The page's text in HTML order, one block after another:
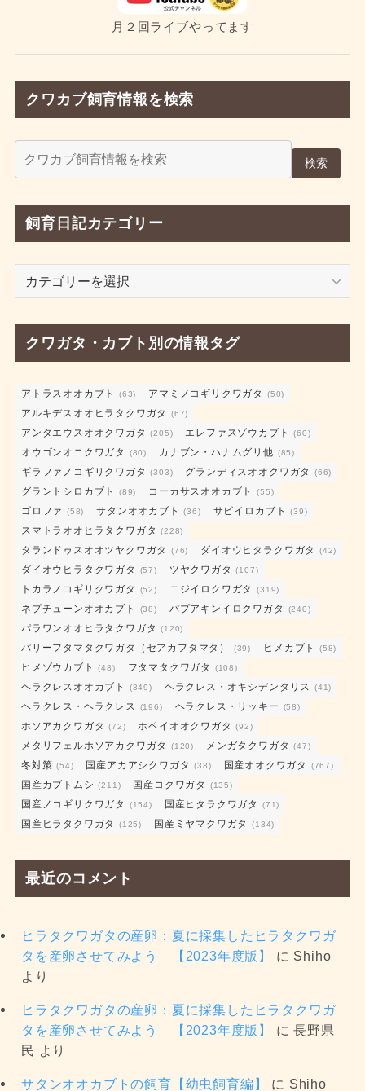
月２回ライブやってます
クワカブ飼育情報を検索
検索
飼育日記カテゴリー
カ
ゴ
リ
ー
クワガタ・カブト別の情報タグ
アトラスオオカブト (63) アマミノコギリクワガタ (50)
アルキデスオオヒラタクワガタ (67)
アンタエウスオオクワガタ (205) エレファスゾウカブト (60)
オウゴンオニクワガタ (80) カナブン・ハナムグリ他 (85)
ギラファノコギリクワガタ (303) グランディスオオクワガタ (66)
グラントシロカブト (89) コーカサスオオカブト (55)
ゴロファ (58) サタンオオカブト (36) サビイロカブト (39)
スマトラオオヒラタクワガタ (228)
タランドゥスオオツヤクワガタ (76) ダイオウヒタラクワガタ (42)
ダイオウヒラタクワガタ (57) ツヤクワガタ (107)
トカラノコギリクワガタ (52) ニジイロクワガタ (319)
ネプチューンオオカブト (38) パプアキンイロクワガタ (240)
パラワンオオヒラタクワガタ (120)
パリーフタマタクワガタ（セアカフタマタ） (39) ヒメカブト (58)
ヒメゾウカブト (48) フタマタクワガタ (108)
ヘラクレスオオカブト (349) ヘラクレス・オキシデンタリス (41)
ヘラクレス・ヘラクレス (196) ヘラクレス・リッキー (58)
ホソアカクワガタ (72) ホペイオオクワガタ (92)
メタリフェルホソアカクワガタ (120) メンガタクワガタ (47)
冬対策 (54) 国産アカアシクワガタ (38) 国産オオクワガタ (767)
国産カブトムシ (211) 国産コクワガタ (135)
国産ノコギリクワガタ (154) 国産ヒタラクワガタ (71)
国産ヒラタクワガタ (125) 国産ミヤマクワガタ (134)
最近のコメント
ヒラタクワガタの産卵：夏に採集したヒラタクワガ
タを産卵させてみよう 【2023年度版】
に Shiho
より
ヒラタクワガタの産卵：夏に採集したヒラタクワガ
タを産卵させてみよう 【2023年度版】
に長野県
民 より
サタンオオカブトの飼育【幼虫飼育編】 に Shiho